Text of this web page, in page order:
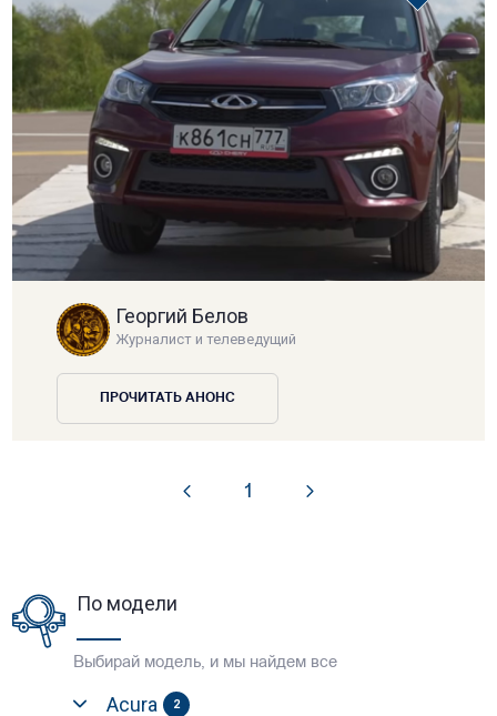
Георгий Белов
Журналист и телеведущий
ПРОЧИТАТЬ АНОНС
1
По модели
Выбирай модель, и мы найдем все
Acura 2